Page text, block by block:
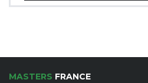
MASTERS FRANCE